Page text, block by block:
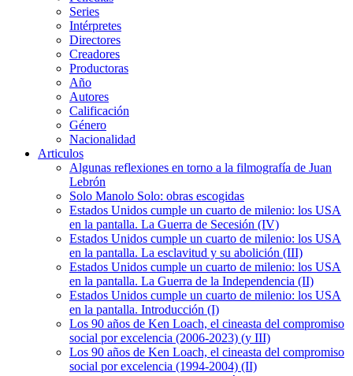
Series
Intérpretes
Directores
Creadores
Productoras
Año
Autores
Calificación
Género
Nacionalidad
Articulos
Algunas reflexiones en torno a la filmografía de Juan
Lebrón
Solo Manolo Solo: obras escogidas
Estados Unidos cumple un cuarto de milenio: los USA
en la pantalla. La Guerra de Secesión (IV)
Estados Unidos cumple un cuarto de milenio: los USA
en la pantalla. La esclavitud y su abolición (III)
Estados Unidos cumple un cuarto de milenio: los USA
en la pantalla. La Guerra de la Independencia (II)
Estados Unidos cumple un cuarto de milenio: los USA
en la pantalla. Introducción (I)
Los 90 años de Ken Loach, el cineasta del compromiso
social por excelencia (2006-2023) (y III)
Los 90 años de Ken Loach, el cineasta del compromiso
social por excelencia (1994-2004) (II)